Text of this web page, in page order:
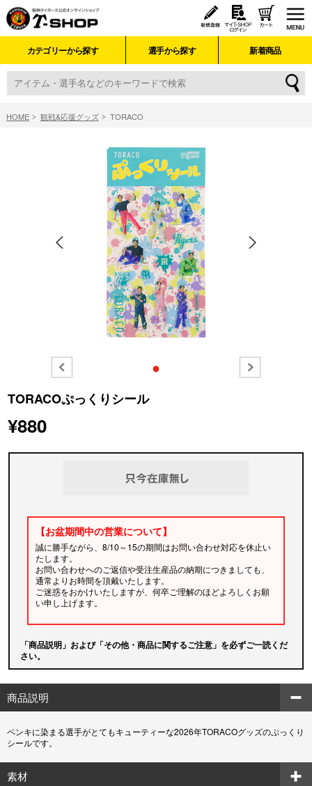
カテゴリーから探す 選手から探す 新着商品
HOME 観戦&応援グッズ TORACO
●
TORACOぷっくりシール
¥880
【お盆期間中の営業について】
誠に勝手ながら、8/10～15の期間はお問い合わせ対応を休止い
たします。
お問い合わせへのご返信や受注生産品の納期につきましても、
通常よりお時間を頂戴いたします。
ご迷惑をおかけいたしますが、何卒ご理解のほどよろしくお願
い申し上げます。
「商品説明」および「その他・商品に関するご注意」を必ずご一読くだ
さい。
商品説明
ペンキに染まる選手がとてもキューティーな2026年TORACOグッズのぷっくり
シールです。
素材